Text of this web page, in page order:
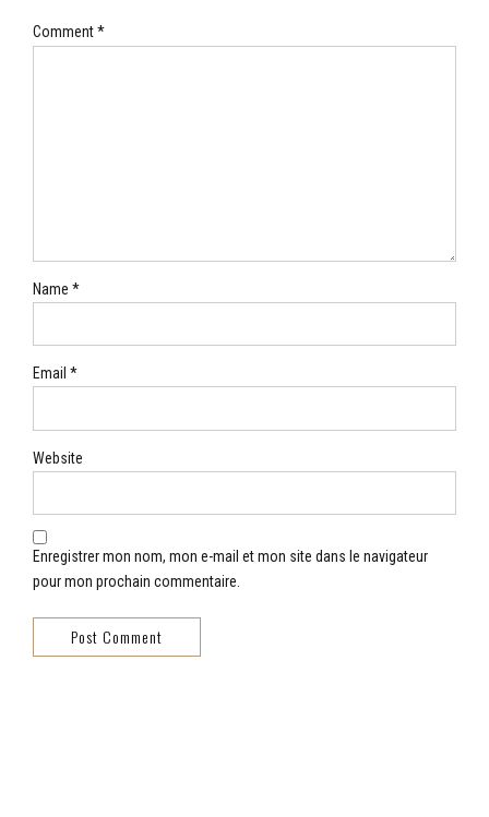
Comment*
Name *
Email *
Website
Enregistrer mon nom, mon e-mail et mon site dans le navigateur
pour mon prochain commentaire.
Post Comment